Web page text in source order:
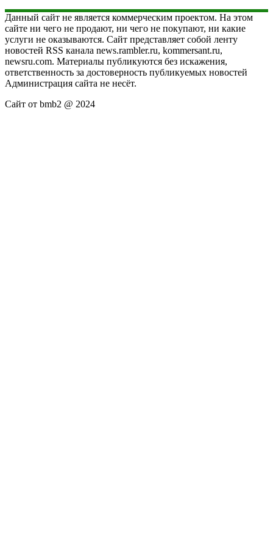
Данный сайт не является коммерческим проектом. На этом
сайте ни чего не продают, ни чего не покупают, ни какие
услуги не оказываются. Сайт представляет собой ленту
новостей RSS канала news.rambler.ru, kommersant.ru,
newsru.com. Материалы публикуются без искажения,
ответственность за достоверность публикуемых новостей
Администрация сайта не несёт.
Сайт от bmb2 @ 2024